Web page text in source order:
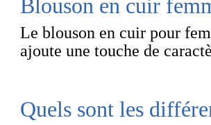
Blouson en cuir
Le blouson en cuir pour
ajoute une touche de
Quels sont les